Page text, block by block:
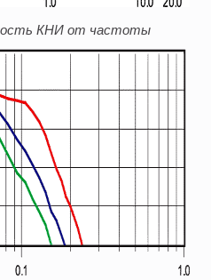
КНИ от частоты